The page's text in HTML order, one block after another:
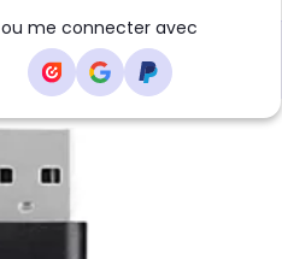
ou me connecter avec